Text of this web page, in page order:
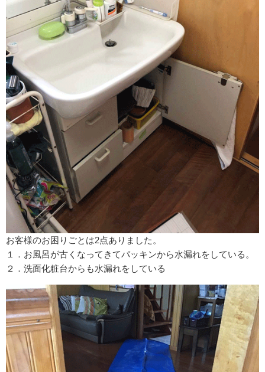
お客様のお困りごとは2点ありました。
１．お風呂が古くなってきてパッキンから水漏れをしている。
２．洗面化粧台からも水漏れをしている